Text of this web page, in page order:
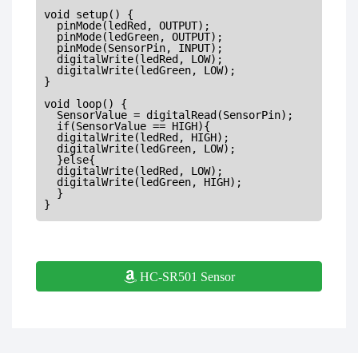
void setup() {
  pinMode(ledRed, OUTPUT);
  pinMode(ledGreen, OUTPUT);
  pinMode(SensorPin, INPUT);
  digitalWrite(ledRed, LOW);
  digitalWrite(ledGreen, LOW);
}
void loop() {
  SensorValue = digitalRead(SensorPin);
  if(SensorValue == HIGH){
  digitalWrite(ledRed, HIGH);
  digitalWrite(ledGreen, LOW);
  }else{
  digitalWrite(ledRed, LOW);
  digitalWrite(ledGreen, HIGH);
  }
HC-SR501 Sensor